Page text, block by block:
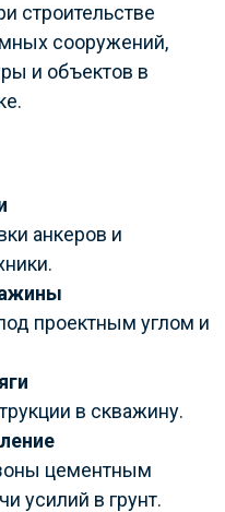
строительстве
сооружений,
и объектов в
анкеров и
проектным углом и
в скважину.
цементным
усилий в грунт.